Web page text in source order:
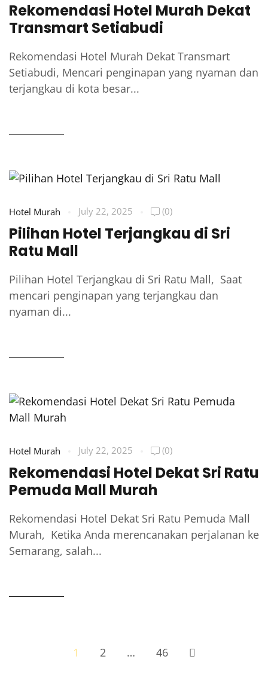
Rekomendasi Hotel Murah Dekat
Transmart Setiabudi
Rekomendasi Hotel Murah Dekat Transmart
Setiabudi, Mencari penginapan yang nyaman dan
terjangkau di kota besar...
Hotel Murah July 22, 2025 (0)
Pilihan Hotel Terjangkau di Sri
Ratu Mall
Pilihan Hotel Terjangkau di Sri Ratu Mall, Saat
mencari penginapan yang terjangkau dan
nyaman di...
Hotel Murah July 22, 2025 (0)
Rekomendasi Hotel Dekat Sri Ratu
Pemuda Mall Murah
Rekomendasi Hotel Dekat Sri Ratu Pemuda Mall
Murah, Ketika Anda merencanakan perjalanan ke
Semarang, salah...
1 2 … 46